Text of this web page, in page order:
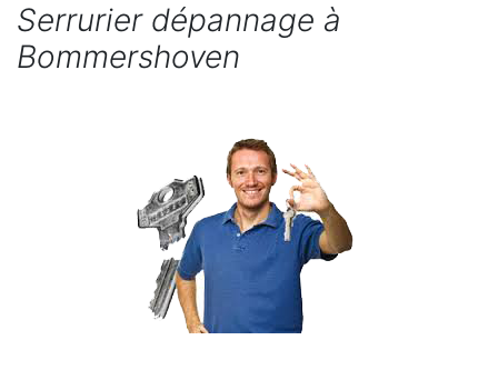
Serrurier dépannage à
Bommershoven